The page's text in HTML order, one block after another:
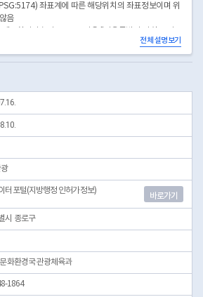
좌표계에 따른 해당위치의 좌표정보이며 위
음
가능합니다.(https://data.seoul.go.kr/dataList/OA-
전체 설명보기
터포털(지방행정 인허가정보)
바로가기
시 종로구
화환경국 관광체육과
1864